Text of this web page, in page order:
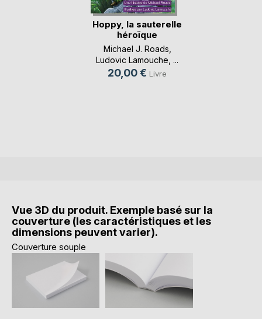
Hoppy, la sauterelle
héroïque
Michael J. Roads,
Ludovic Lamouche, ...
20,00 € Livre
Vue 3D du produit. Exemple basé sur la
couverture (les caractéristiques et les
dimensions peuvent varier).
Couverture souple